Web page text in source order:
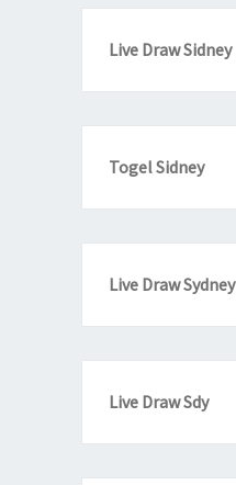
Live Draw Sidney
Togel Sidney
Live Draw Sydney
Live Draw Sdy